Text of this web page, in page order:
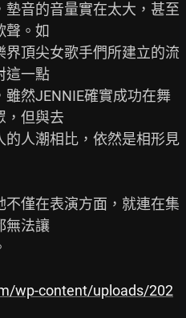
音的音量實在太大，甚至
聲。如
頂尖女歌手們所建立的流
這一點
然JENNIE確實成功在舞
，但與去
人潮相比，依然是相形見
僅在表演方面，就連在集
無法讓
wp-content/uploads/202